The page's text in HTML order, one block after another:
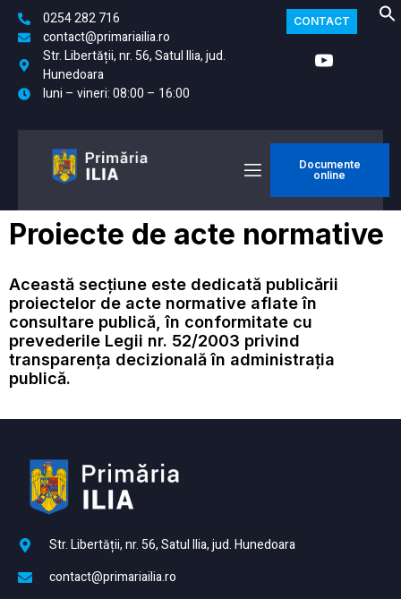
0254 282 716
contact@primariailia.ro
Str. Libertății, nr. 56, Satul Ilia, jud.
Hunedoara
luni – vineri: 08:00 – 16:00
CONTACT
Documente
online
Proiecte de acte normative
Această secțiune este dedicată publicării
proiectelor de acte normative aflate în
consultare publică, în conformitate cu
prevederile Legii nr. 52/2003 privind
transparența decizională în administrația
publică.
Str. Libertății, nr. 56, Satul Ilia, jud. Hunedoara
contact@primariailia.ro